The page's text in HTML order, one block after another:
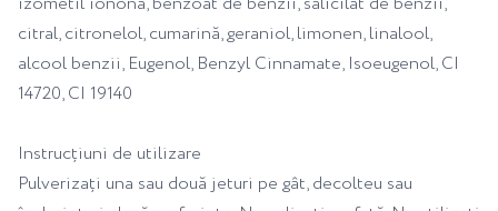
citral, citronelol, cumarină, geraniol, limonen, linalool,
alcool benzii, Eugenol, Benzyl Cinnamate, Isoeugenol, CI
14720, CI 19140
Instrucțiuni de utilizare
Pulverizați una sau două jeturi pe gât, decolteu sau